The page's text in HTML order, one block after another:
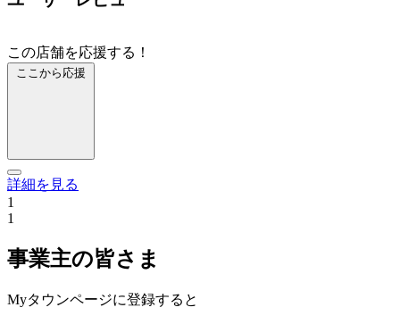
この店舗を応援する！
ここから応援
詳細を見る
1
1
事業主の皆さま
Myタウンページに登録すると